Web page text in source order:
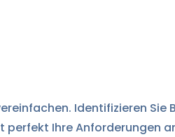
Identifizieren Sie
perfekt Ihre Anforderungen